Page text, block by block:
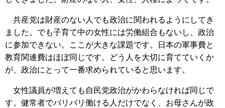
共産党は財産のない人でも政治に関われるようにしてき
ました。でも子育て中の女性には労働組合もないし、政治
に参加できない。ここが大きな課題です。日本の軍事費と
教育関連費はほぼ同じです。どう人を大切に育てていくか
が、政治にとって一番求められていると思います。
女性議員が増えても自民党政治がかわらなければ同じで
す。健常者でバリバリ働ける人だけでなく、お母さんが政